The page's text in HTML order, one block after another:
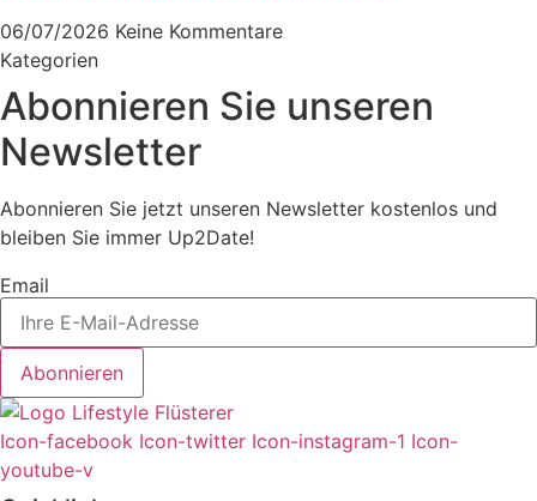
06/07/2026 Keine Kommentare
Kategorien
Abonnieren Sie unseren
Newsletter
Abonnieren Sie jetzt unseren Newsletter kostenlos und
bleiben Sie immer Up2Date!
Email
Abonnieren
Icon-facebook Icon-twitter Icon-instagram-1 Icon-
youtube-v